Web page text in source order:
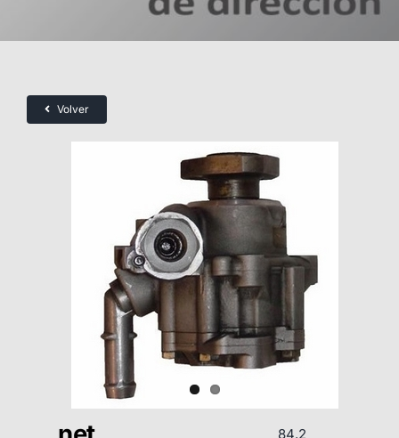
Volver
84.2